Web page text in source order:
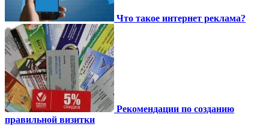
Что такое интернет реклама?
Рекомендации по созданию
правильной визитки